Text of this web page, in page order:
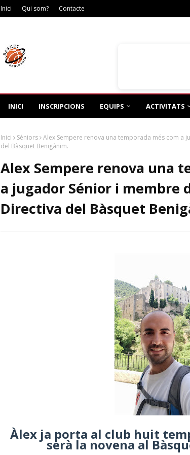
Inici Qui som? Contacte
INICI INSCRIPCIONS EQUIPS ACTIVITATS
Inici Séniors Alex Sempere renova una temporada més com a
del Bàsquet Benigànim.
Alex Sempere renova una
a jugador Sénior i membre
Directiva del Bàsquet
Àlex ja porta al club huit
serà la novena al